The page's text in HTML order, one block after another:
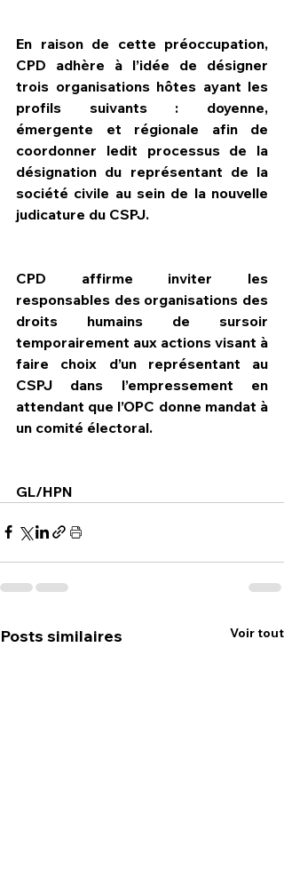
En raison de cette préoccupation,
CPD adhère à l’idée de désigner
trois organisations hôtes ayant les
profils suivants : doyenne,
émergente et régionale afin de
coordonner ledit processus de la
désignation du représentant de la
société civile au sein de la nouvelle
judicature du CSPJ.
CPD affirme inviter les
responsables des organisations des
droits humains de sursoir
temporairement aux actions visant à
faire choix d’un représentant au
CSPJ dans l’empressement en
attendant que l’OPC donne mandat à
un comité électoral.
GL/HPN
Posts similaires Voir tout